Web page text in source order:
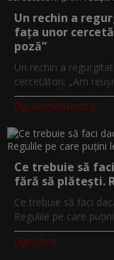
Un rechin a
fața unor
poză”
Un rechin a
cercetători: „Am
Digi-AnimalWorld.tv
Ce trebuie să
fără să plătești.
Ce trebuie să faci
Regulile pe care
Digi-Life.tv